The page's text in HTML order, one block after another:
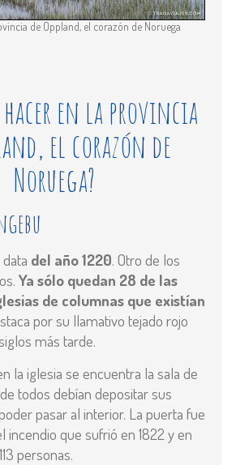
de Oppland, el corazón de Noruega
hacer en la provincia
el corazón de
Noruega?
del año 1220. Otro de los
Ya sólo quedan 28 de las
de columnas que existían
por su llamativo tejado rojo
más tarde.
la iglesia se encuentra la sala de
todos debían depositar sus
pasar al interior. La puerta fue
incendio que sufrió en 1822 y en
personas.